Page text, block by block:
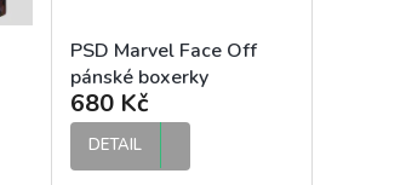
PSD Marvel Face Off
pánské boxerky
680 Kč
DETAIL